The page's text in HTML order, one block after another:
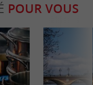
POUR VOUS